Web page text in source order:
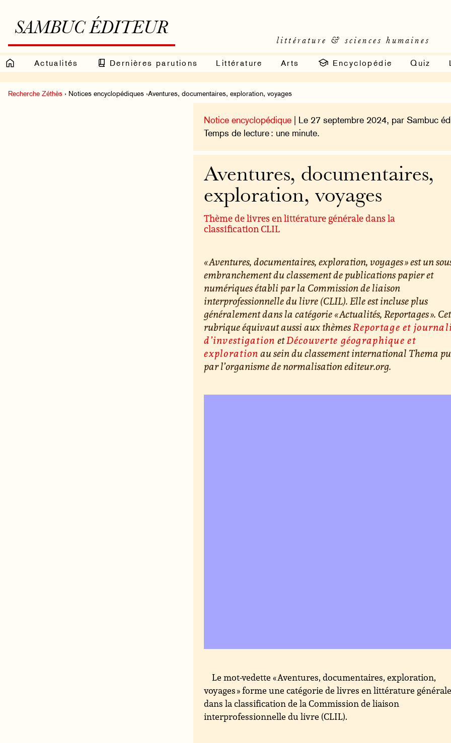
SAMBUC ÉDITEUR
littérature & sciences humaines
Actualités Dernières parutions Littérature Arts Encyclopédie Quiz
Recherche Zéthès › Notices encyclopédiques ›Aventures, documentaires, exploration, voyages
Notice encyclopédique | Le 27 septembre 2024, par Sambuc
Temps de lecture : une minute.
Aventures, documentaires,
exploration, voyages
Thème de livres en littérature générale dans la
classification CLIL
« Aventures, documentaires, exploration, voyages » est un
embranchement du classement de publications papier et
numériques établi par la Commission de liaison
interprofessionnelle du livre (CLIL). Elle est incluse plus
généralement dans la catégorie « Actualités, Reportages ».
rubrique équivaut aussi aux thèmesReportage et
d’investigation etDécouverte géographique et
explorationau sein du classement international Thema
par l’organisme de normalisation editeur.org.
Le mot-vedette « Aventures, documentaires, exploration,
voyages » forme une catégorie de livres en littérature générale
dans la classification de la Commission de liaison
interprofessionnelle du livre (CLIL).